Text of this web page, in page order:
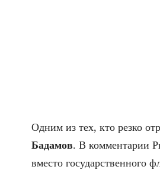
Одним из тех, кто резко
Бадамов. В комментарии
вместо государственного